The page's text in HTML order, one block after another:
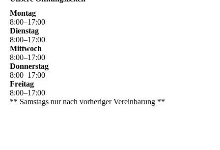
Montag
8:00–17:00
Dienstag
8:00–17:00
Mittwoch
8:00–17:00
Donnerstag
8:00–17:00
Freitag
8:00–17:00
** Samstags nur nach vorheriger Vereinbarung **